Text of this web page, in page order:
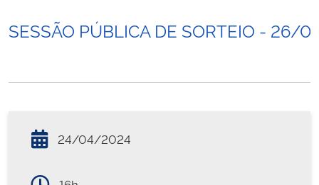
SESSÃO PÚBLICA DE SORTEIO - 26/
24/04/2024